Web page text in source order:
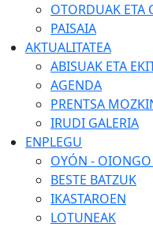
OTORDUAK ETA
PAISAIA
AKTUALITATEA
ABISUAK ETA
AGENDA
PRENTSA
IRUDI GALERIA
ENPLEGU
OYÓN -
BESTE BATZUK
IKASTAROEN
LOTUNEAK